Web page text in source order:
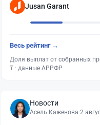
Jusan Garant
Весь рейтинг →
Доля выплат от собранных
₸ · данные АРРФР
Новости
Асель Каженова·2